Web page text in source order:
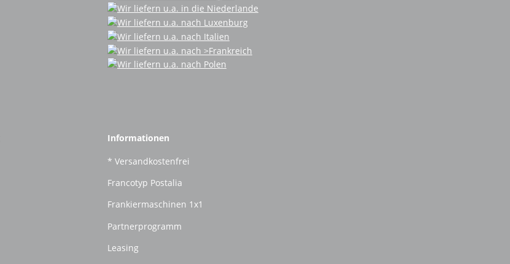
Informationen
* Versandkostenfrei
Francotyp Postalia
Frankiermaschinen 1x1
Partnerprogramm
Leasing